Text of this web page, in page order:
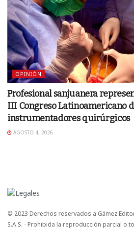
OPINIÓN
Profesional sanjuanera
III Congreso Latinoamericano
instrumentadores quirúrgicos
AGOSTO 4, 2026
© 2023 Derechos reservados a Gámez
S.A.S. - Prohibida la reproducción parcial o